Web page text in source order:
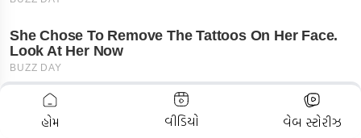
ADVERTISEMENT
હોમ વીડિયો વેબ સ્ટોરીઝ